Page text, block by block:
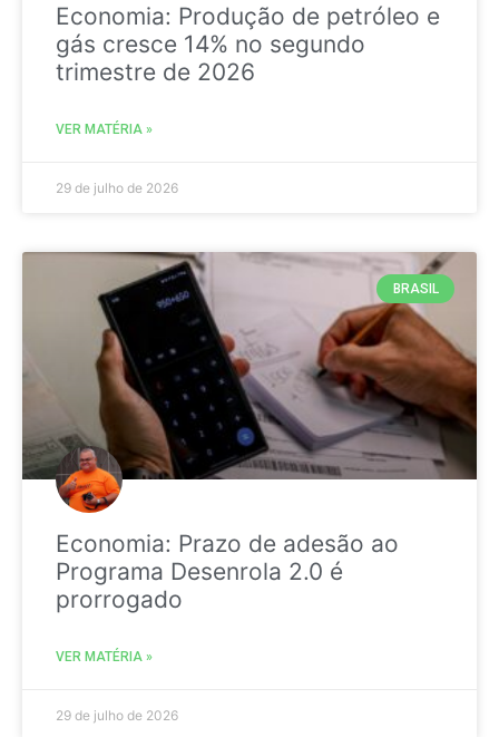
Economia: Produção de petróleo e
gás cresce 14% no segundo
trimestre de 2026
VER MATÉRIA »
29 de julho de 2026
BRASIL
Economia: Prazo de adesão ao
Programa Desenrola 2.0 é
prorrogado
VER MATÉRIA »
29 de julho de 2026